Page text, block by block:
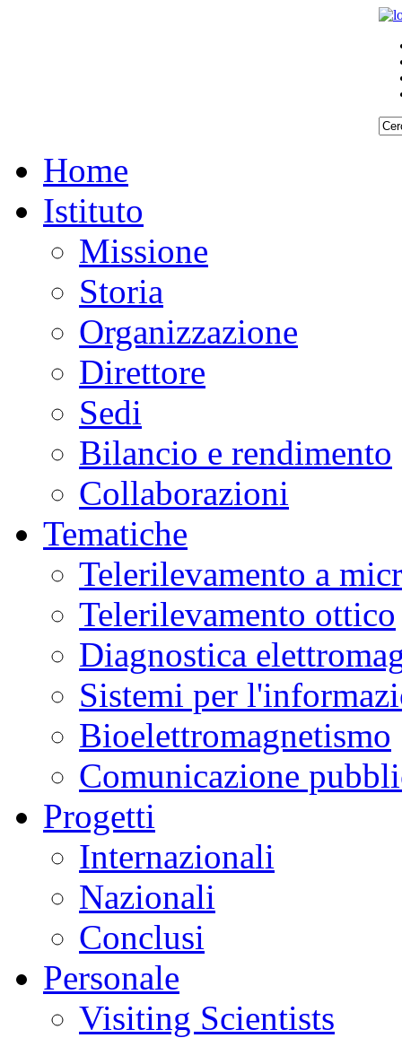
Home
Istituto
Missione
Storia
Organizzazione
Direttore
Sedi
Bilancio e rendimento
Collaborazioni
Tematiche
Telerilevamento a
Telerilevamento ottico
Diagnostica
Sistemi per
Bioelettromagnetismo
Comunicazione
Progetti
Internazionali
Nazionali
Conclusi
Personale
Visiting Scientists